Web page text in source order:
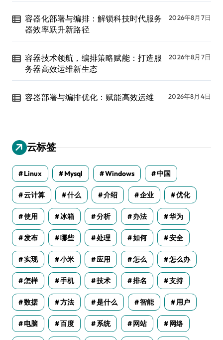
容器化部署与编排：解锁科技时代服务
器效率跃升新路径
2026年8月7日
容器技术领航，编排策略赋能：打造服
务器高效运维新生态
2026年8月7日
容器部署与编排优化：赋能高效运维 2026年8月4日
云标签
Linux Mysql Windows 中国
云计算 什么 介绍 企业 优化
使用 冰箱 分析 办法 华为
发布 哪些 处理 如何 安全
实现 小米 应用 怎么 怎么办
怎样 手机 技术 排名 支持
数据 方法 是什么 智能 用户
电脑 百度 系统 网站 网络